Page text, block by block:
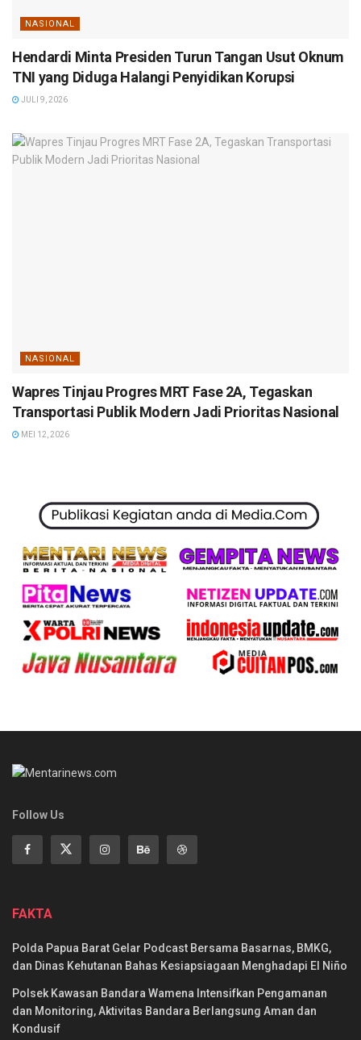
NASIONAL
Hendardi Minta Presiden Turun Tangan Usut Oknum
TNI yang Diduga Halangi Penyidikan Korupsi
JULI 9, 2026
NASIONAL
Wapres Tinjau Progres MRT Fase 2A, Tegaskan
Transportasi Publik Modern Jadi Prioritas Nasional
MEI 12, 2026
Follow Us
FAKTA
Polda Papua Barat Gelar Podcast Bersama Basarnas, BMKG,
dan Dinas Kehutanan Bahas Kesiapsiagaan Menghadapi El Niño
Polsek Kawasan Bandara Wamena Intensifkan Pengamanan
dan Monitoring, Aktivitas Bandara Berlangsung Aman dan
Kondusif